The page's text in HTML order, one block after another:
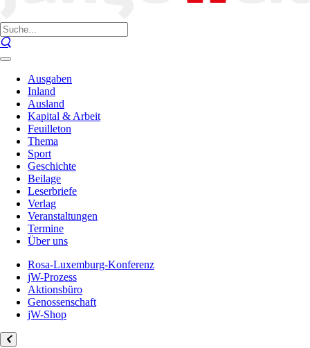
Ausgaben
Inland
Ausland
Kapital & Arbeit
Feuilleton
Thema
Sport
Geschichte
Beilage
Leserbriefe
Verlag
Veranstaltungen
Termine
Über uns
Rosa-Luxemburg-Konferenz
jW-Prozess
Aktionsbüro
Genossenschaft
jW-Shop